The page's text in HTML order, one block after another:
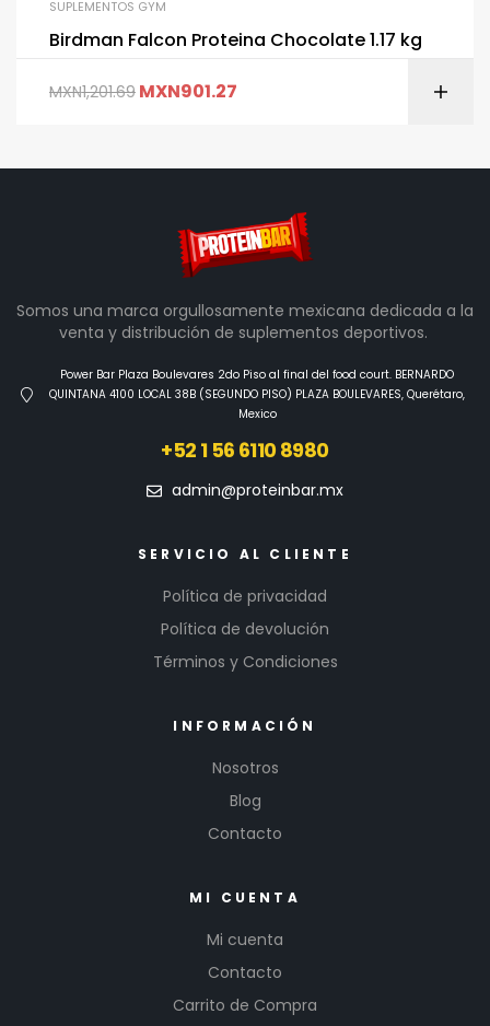
SUPLEMENTOS GYM
Birdman Falcon Proteina Chocolate 1.17 kg
MXN1,201.69 MXN901.27
Somos una marca orgullosamente mexicana dedicada a la
venta y distribución de suplementos deportivos.
Power Bar Plaza Boulevares 2do Piso al final del food court. BERNARDO
QUINTANA 4100 LOCAL 38B (SEGUNDO PISO) PLAZA BOULEVARES, Querétaro,
Mexico
+52 1 56 6110 8980
admin@proteinbar.mx
SERVICIO AL CLIENTE
Política de privacidad
Política de devolución
Términos y Condiciones
INFORMACIÓN
Nosotros
Blog
Contacto
MI CUENTA
Mi cuenta
Contacto
Carrito de Compra